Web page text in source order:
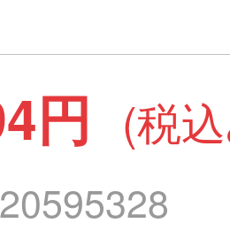
円 (税